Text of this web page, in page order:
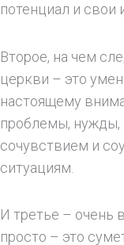
потенциал и свои
Второе, на чем
церкви – это
настоящему
проблемы, нужды,
сочувствием и
ситуациям.
И третье – очень
просто – это